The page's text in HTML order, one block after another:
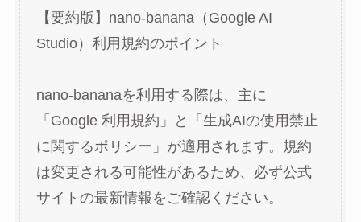
【要約版】nano-banana（Google AI
Studio）利用規約のポイント
nano-bananaを利用する際は、主に
「Google 利用規約」と「生成AIの使用禁止
に関するポリシー」が適用されます。規約
は変更される可能性があるため、必ず公式
サイトの最新情報をご確認ください。